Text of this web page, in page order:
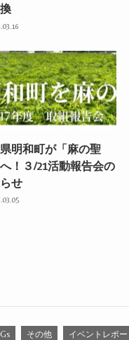
明和町が「麻の聖
！３/21活動報告会の
せ
その他 イベントレポ